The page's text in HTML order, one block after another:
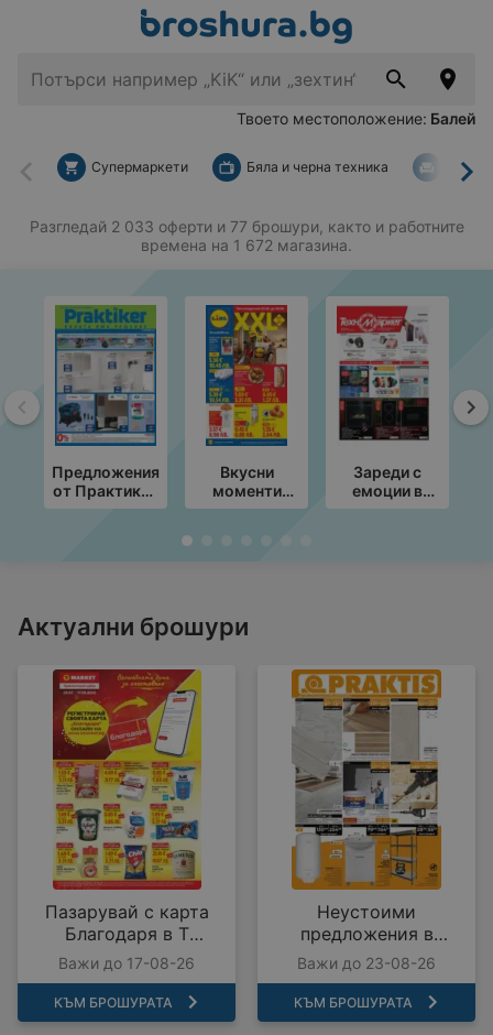
Твоето местоположение: Балей
Назад
Супермаркети Бяла и черна техника За
Разгледай 2 033 оферти и 77 брошури, както и работните
времена на 1 672 магазина.
Назад
Предложения
от Практикер
с валидност
Вкусни
моменти
край грила с
с валидност
Зареди с
емоции в
Техномаркет
Актуални брошури
Пазарувай с карта
Благодаря в T
MARKET с
предложения с
валидност до
17.08.2026
Важи до 17-08-26
КЪМ БРОШУРАТА
Неустоими
предложения в
PRAKTIS с валидност
до 23.08.2026
Важи до 23-08-26
КЪМ БРОШУРАТА